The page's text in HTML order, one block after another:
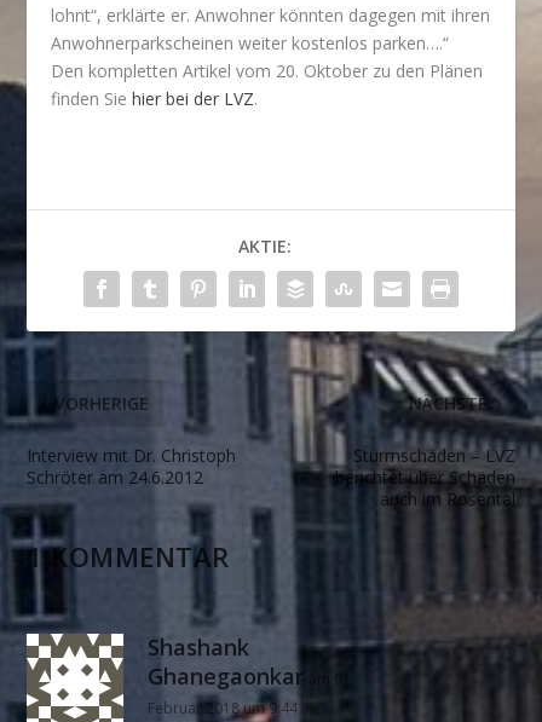
lohnt“, erklärte er. Anwohner könnten dagegen mit ihren
Anwohnerparkscheinen weiter kostenlos parken….“
Den kompletten Artikel vom 20. Oktober zu den Plänen
finden Siehier bei der LVZ.
AKTIE:
VORHERIGE
Interview mit Dr. Christoph
Schröter am 24.6.2012
NÄCHSTE
Sturmschäden – LVZ
berichtet über Schäden
auch im Rosental
1 KOMMENTAR
Shashank
Ghanegaonkar
Februar 2018 um 9:44